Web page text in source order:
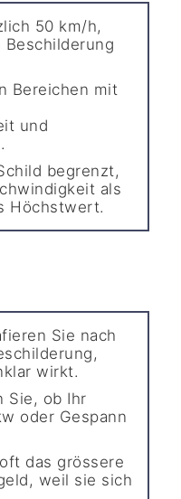
50 km/h,
Bereichen mit
und
begrenzt,
als
Höchstwert.
Sie nach
wirkt.
Sie, ob Ihr
oder Gespann
das grössere
weil sie sich